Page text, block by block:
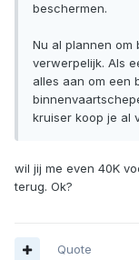
beschermen.
Nu al plannen om
verwerpelijk. Als
alles aan om een
kruiser koop je al
wil jij me even 40K
terug. Ok?
Quote